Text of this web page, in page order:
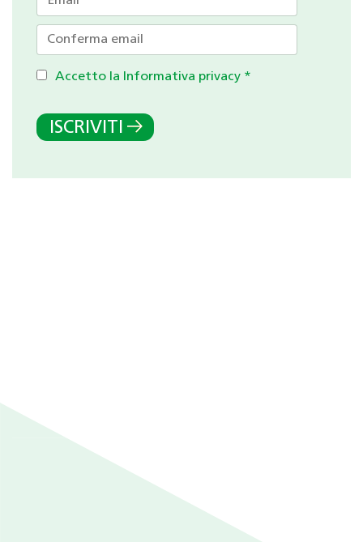
Accetto la Informativa privacy *
ISCRIVITI